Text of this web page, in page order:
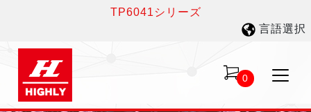
TP6041シリーズ
言語選択
0